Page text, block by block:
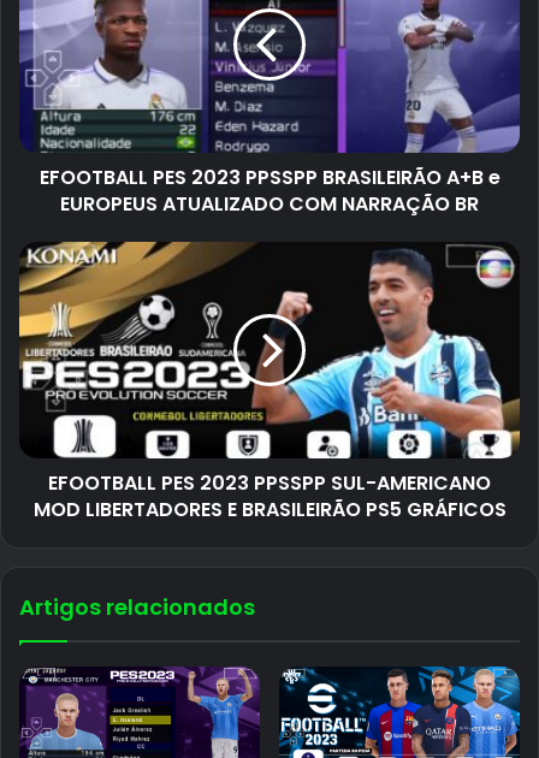
EFOOTBALL PES 2023 PPSSPP BRASILEIRÃO A+B e
EUROPEUS ATUALIZADO COM NARRAÇÃO BR
EFOOTBALL PES 2023 PPSSPP SUL-AMERICANO
MOD LIBERTADORES E BRASILEIRÃO PS5 GRÁFICOS
Artigos relacionados